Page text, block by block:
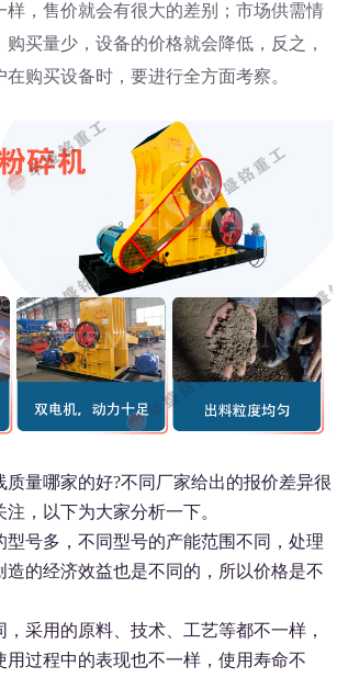
样，售价就会有很大的差别；市场供需情
买量少，设备的价格就会降低，反之，
购买设备时，要进行全方面考察。
质量哪家的好?不同厂家给出的报价差异很
，以下为大家分析一下。
型号多，不同型号的产能范围不同，处理
造的经济效益也是不同的，所以价格是不
，采用的原料、技术、工艺等都不一样，
用过程中的表现也不一样，使用寿命不